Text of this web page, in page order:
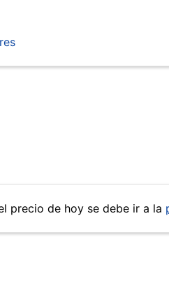
precio de hoy se debe ir a la